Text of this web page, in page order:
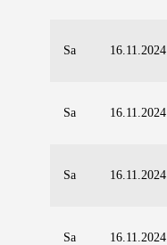
Sa 16.11.2024
Sa 16.11.2024
Sa 16.11.2024
Sa 16.11.2024